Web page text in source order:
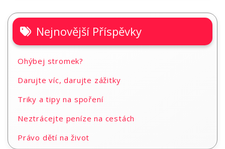
Nejnovější Příspěvky
Ohýbej stromek?
Darujte víc, darujte zážitky
Triky a tipy na spoření
Neztrácejte peníze na cestách
Právo dětí na život